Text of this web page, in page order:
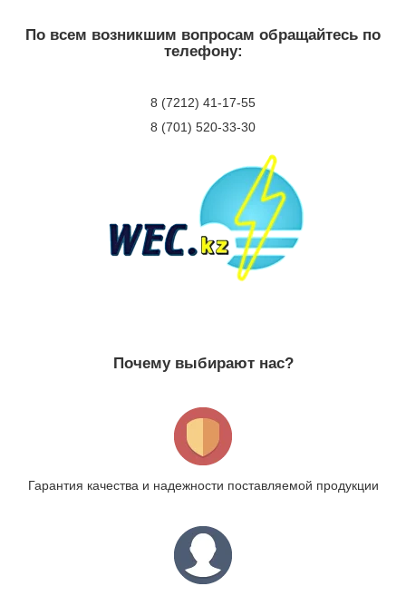
По всем возникшим вопросам обращайтесь по
телефону:
8 (7212) 41-17-55
8 (701) 520-33-30
Почему выбирают нас?
Гарантия качества и надежности поставляемой продукции